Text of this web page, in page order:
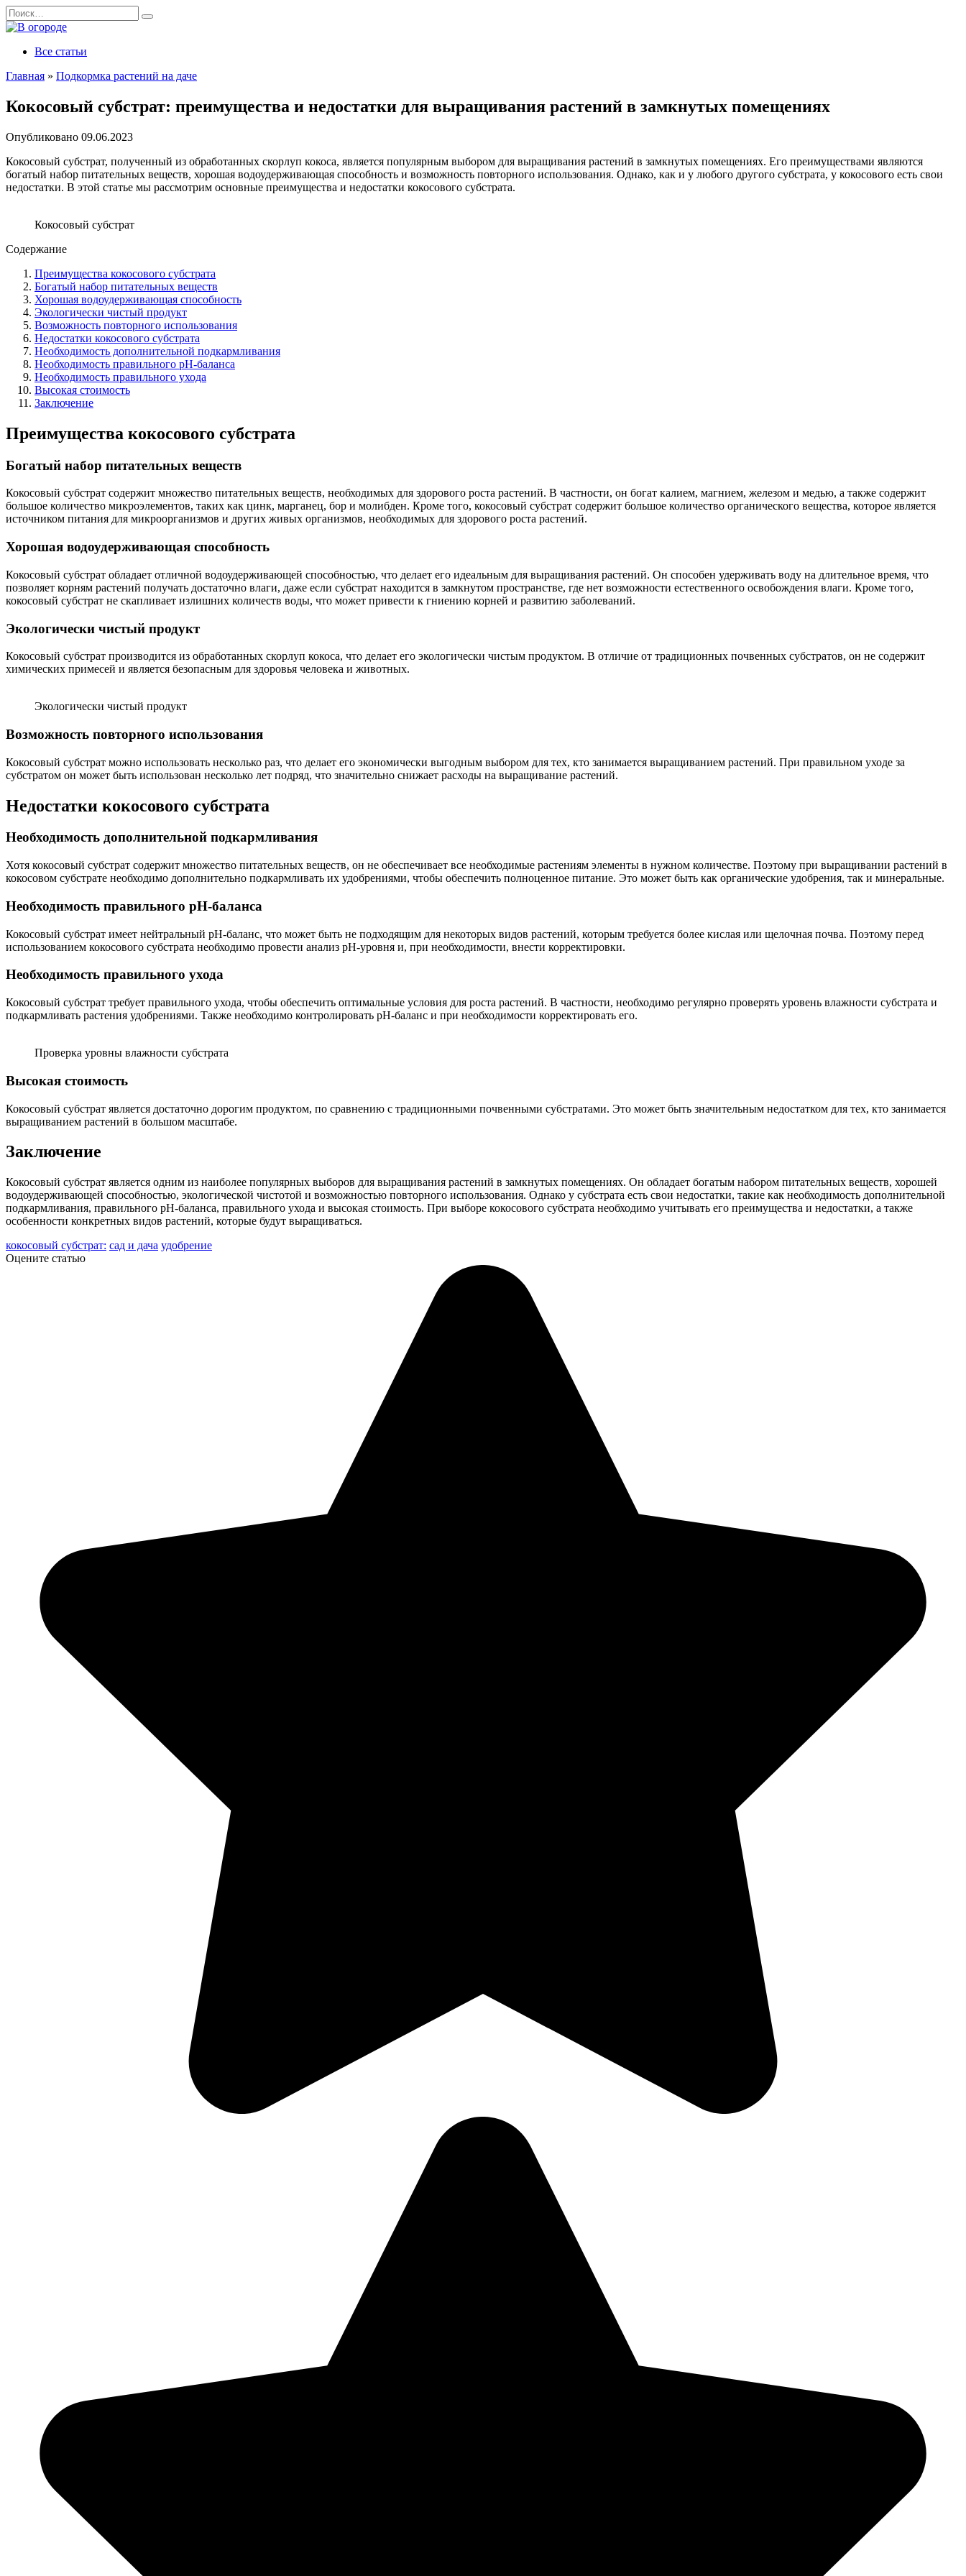
Перейти
к
содержанию
Search
for:
Все статьи
Главная » Подкормка растений на даче
Кокосовый субстрат: преимущества и недостатки для выращивания растений в замкнутых помещениях
Опубликовано 09.06.2023
Кокосовый субстрат, полученный из обработанных скорлуп кокоса, является популярным выбором для выращивания растений в замкнутых помещениях. Его преимуществами являются
богатый набор питательных веществ, хорошая водоудерживающая способность и возможность повторного использования. Однако, как и у любого другого субстрата, у кокосового есть свои
недостатки. В этой статье мы рассмотрим основные преимущества и недостатки кокосового субстрата.
Кокосовый субстрат
Содержание
Преимущества кокосового субстрата
Богатый набор питательных веществ
Хорошая водоудерживающая способность
Экологически чистый продукт
Возможность повторного использования
Недостатки кокосового субстрата
Необходимость дополнительной подкармливания
Необходимость правильного pH-баланса
Необходимость правильного ухода
Высокая стоимость
Заключение
Преимущества кокосового субстрата
Богатый набор питательных веществ
Кокосовый субстрат содержит множество питательных веществ, необходимых для здорового роста растений. В частности, он богат калием, магнием, железом и медью, а также содержит
большое количество микроэлементов, таких как цинк, марганец, бор и молибден. Кроме того, кокосовый субстрат содержит большое количество органического вещества, которое является
источником питания для микроорганизмов и других живых организмов, необходимых для здорового роста растений.
Хорошая водоудерживающая способность
Кокосовый субстрат обладает отличной водоудерживающей способностью, что делает его идеальным для выращивания растений. Он способен удерживать воду на длительное время, что
позволяет корням растений получать достаточно влаги, даже если субстрат находится в замкнутом пространстве, где нет возможности естественного освобождения влаги. Кроме того,
кокосовый субстрат не скапливает излишних количеств воды, что может привести к гниению корней и развитию заболеваний.
Экологически чистый продукт
Кокосовый субстрат производится из обработанных скорлуп кокоса, что делает его экологически чистым продуктом. В отличие от традиционных почвенных субстратов, он не содержит
химических примесей и является безопасным для здоровья человека и животных.
Экологически чистый продукт
Возможность повторного использования
Кокосовый субстрат можно использовать несколько раз, что делает его экономически выгодным выбором для тех, кто занимается выращиванием растений. При правильном уходе за
субстратом он может быть использован несколько лет подряд, что значительно снижает расходы на выращивание растений.
Недостатки кокосового субстрата
Необходимость дополнительной подкармливания
Хотя кокосовый субстрат содержит множество питательных веществ, он не обеспечивает все необходимые растениям элементы в нужном количестве. Поэтому при выращивании растений в
кокосовом субстрате необходимо дополнительно подкармливать их удобрениями, чтобы обеспечить полноценное питание. Это может быть как органические удобрения, так и минеральные.
Необходимость правильного pH-баланса
Кокосовый субстрат имеет нейтральный pH-баланс, что может быть не подходящим для некоторых видов растений, которым требуется более кислая или щелочная почва. Поэтому перед
использованием кокосового субстрата необходимо провести анализ pH-уровня и, при необходимости, внести корректировки.
Необходимость правильного ухода
Кокосовый субстрат требует правильного ухода, чтобы обеспечить оптимальные условия для роста растений. В частности, необходимо регулярно проверять уровень влажности субстрата и
подкармливать растения удобрениями. Также необходимо контролировать pH-баланс и при необходимости корректировать его.
Проверка уровны влажности субстрата
Высокая стоимость
Кокосовый субстрат является достаточно дорогим продуктом, по сравнению с традиционными почвенными субстратами. Это может быть значительным недостатком для тех, кто занимается
выращиванием растений в большом масштабе.
Заключение
Кокосовый субстрат является одним из наиболее популярных выборов для выращивания растений в замкнутых помещениях. Он обладает богатым набором питательных веществ, хорошей
водоудерживающей способностью, экологической чистотой и возможностью повторного использования. Однако у субстрата есть свои недостатки, такие как необходимость дополнительной
подкармливания, правильного pH-баланса, правильного ухода и высокая стоимость. При выборе кокосового субстрата необходимо учитывать его преимущества и недостатки, а также
особенности конкретных видов растений, которые будут выращиваться.
кокосовый субстрат: сад и дача удобрение
Оцените статью